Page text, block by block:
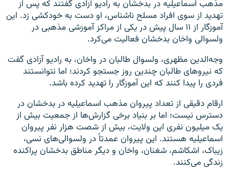
مذهب اسماعیلیه در بدخشان به رادیو آزادی گفتند که پس از
تهدید از سوی افراد مسلح ناشناس، او دست به خودکشی زد. این
آموزگار از ۱۱ سال پیش در یکی از مراکز آموزشی مذهبی در
ولسوالی واخان بدخشان فعالیت می‌کرد.
وجه‌الدین مظهری، ولسوال طالبان در واخان، به رادیو آزادی گفت
که نیروهای طالبان چندین روز جستجو کردند؛ اما نتوانستند
فردی را پیدا کنند که این آموزگار را تهدید کرده باشد.
ارقام دقیقی از تعداد پیروان مذهب اسماعیلیه در بدخشان در
دسترس نیست؛ اما بر بنیاد برخی گزارش‌ها از جمعیت بیش از
یک میلیون نفری این ولایت، بیش از شصت هزار نفر پیروان
اسماعیلیه هستند. این پیروان عمدتاً در ولسوالی‌های نسی،
زیباک، اشکاشم، شغنان، واخان و دیگر مناطق بدخشان پراکنده
زندگی می‌کنند.